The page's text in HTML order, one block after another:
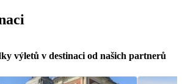
výletů v destinaci od našich partnerů